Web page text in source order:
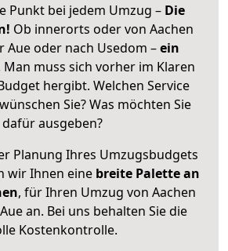
Punkt bei jedem Umzug – Die
Ob innerorts oder von Aachen
Aue oder nach Usedom –ein
Man muss sich vorher im Klaren
hergibt. Welchen Service
Sie? Was möchten Sie
dafür ausgeben?
Planung Ihres Umzugsbudgets
wir Ihnen eine breite Palette an
, für Ihren Umzug von Aachen
an. Bei uns behalten Sie die
Kostenkontrolle.